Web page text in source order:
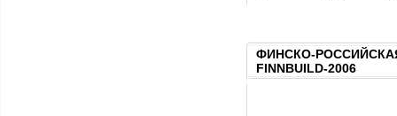
ФИНСКО-
FINNBUILD-2006